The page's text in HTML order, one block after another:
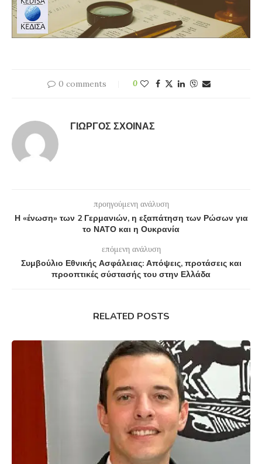
0 comments 0
ΓΙΏΡΓΟΣ ΣΧΟΙΝΆΣ
προηγούμενη ανάλυση
Η «ένωση» των 2 Γερμανιών, η εξαπάτηση των Ρώσων για
το ΝΑΤΟ και η Ουκρανία
επόμενη ανάλυση
Συμβούλιο Εθνικής Ασφάλειας: Απόψεις, προτάσεις και
προοπτικές σύστασής του στην Ελλάδα
RELATED POSTS